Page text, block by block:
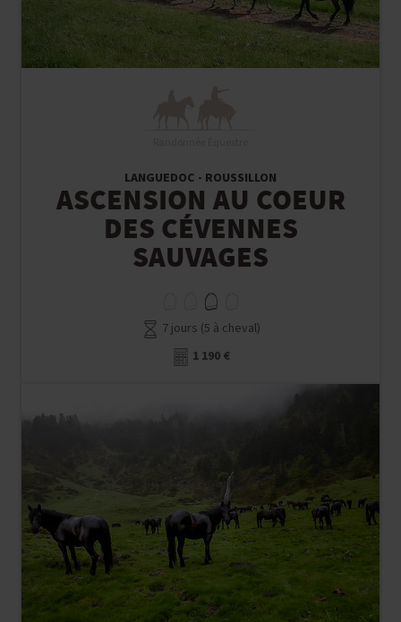
LANGUEDOC - ROUSSILLON
ASCENSION AU COEUR
DES CÉVENNES
SAUVAGES
7 jours (5 à cheval)
1 190 €